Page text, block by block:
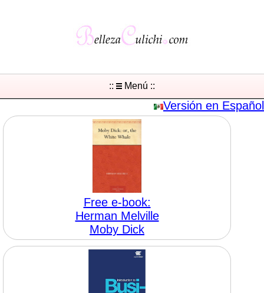
:: Menú ::
Versión en Español
Free e-book:
Herman Melville
Moby Dick